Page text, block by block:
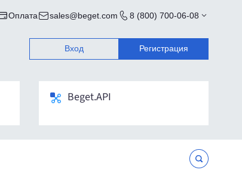
Оплата sales@beget.com 8 (800) 700-06-08
Вход Регистрация
Beget.API